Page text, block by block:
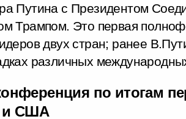
Путина с Президентом
Трампом. Это первая
двух стран; ранее
различных
по итогам
и США